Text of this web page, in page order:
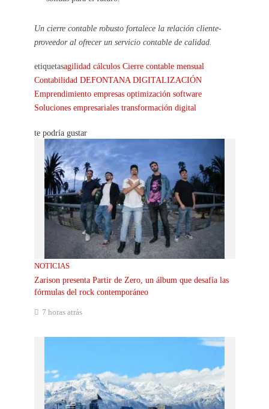
Un cierre contable robusto fortalece la relación cliente-
proveedor al ofrecer un servicio contable de calidad.
etiquetasagilidad cálculos Cierre contable mensual
Contabilidad DEFONTANA DIGITALIZACIÓN
Emprendimiento empresas optimización software
Soluciones empresariales transformación digital
te podría gustar
NOTICIAS
Zarison presenta Partir de Zero, un álbum que desafía las
fórmulas del rock contemporáneo
7 horas atrás